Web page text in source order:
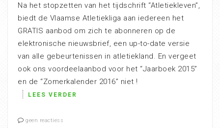
Na het stopzetten van het tijdschrift “Atletiekleven”,
biedt de Vlaamse Atletiekliga aan iedereen het
GRATIS aanbod om zich te abonneren op de
elektronische nieuwsbrief, een up-to-date versie
van alle gebeurtenissen in atletiekland. En vergeet
ook ons voordeelaanbod voor het “Jaarboek 2015”
en de “Zomerkalender 2016” niet !
LEES VERDER
geen reactiess